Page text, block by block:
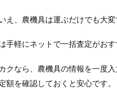
え、農機具は運ぶだけでも大
手軽にネットで一括査定がおす
クなら、農機具の情報を一度
額を確認しておくと安心です。